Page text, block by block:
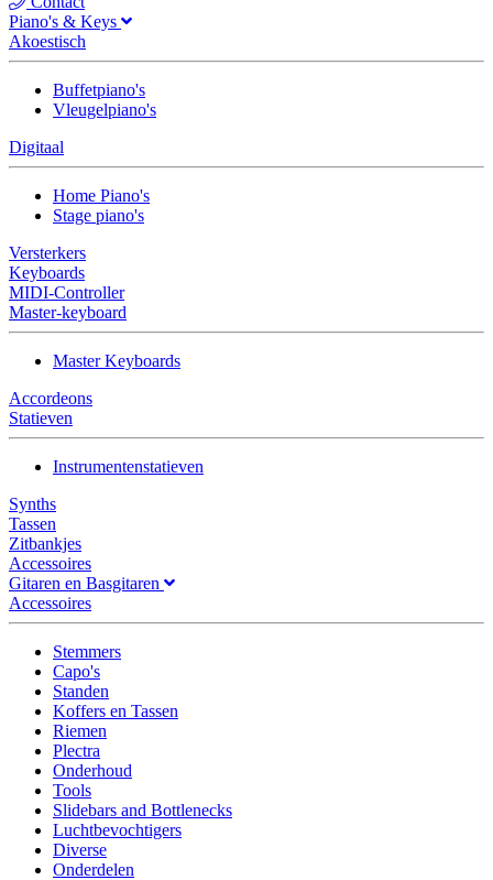
Piano's & Keys
Akoestisch
Buffetpiano's
Vleugelpiano's
Digitaal
Home Piano's
Stage piano's
Versterkers
Keyboards
MIDI-Controller
Master-keyboard
Master Keyboards
Accordeons
Statieven
Instrumentenstatieven
Synths
Tassen
Zitbankjes
Accessoires
Gitaren en Basgitaren
Accessoires
Stemmers
Capo's
Standen
Koffers en Tassen
Riemen
Plectra
Onderhoud
Tools
Slidebars and Bottlenecks
Luchtbevochtigers
Diverse
Onderdelen